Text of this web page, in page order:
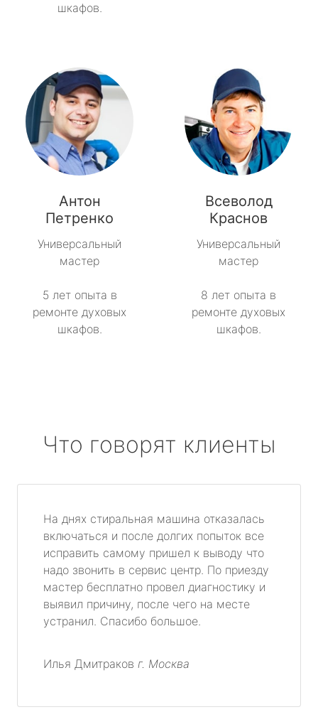
шкафов.
Антон
Петренко
Универсальный
мастер
5 лет опыта в
ремонте духовых
шкафов.
Всеволод
Краснов
Универсальный
мастер
8 лет опыта в
ремонте духовых
шкафов.
Что говорят клиенты
На днях стиральная машина отказалась
включаться и после долгих попыток все
исправить самому пришел к выводу что
надо звонить в сервис центр. По приезду
мастер бесплатно провел диагностику и
выявил причину, после чего на месте
устранил. Спасибо большое.
Илья Дмитраков г. Москва